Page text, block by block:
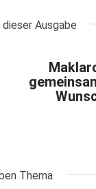
Ausgabe
Thema